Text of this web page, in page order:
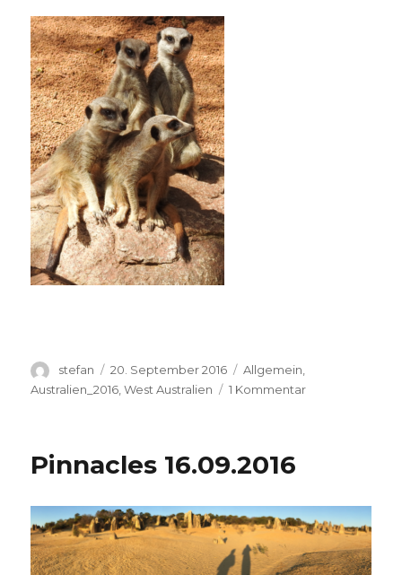
Autor
stefan
Veröffentlicht
am
20. September 2016 Kategorien
Allgemein,
Australien_2016 ,West Australien 1 Kommentarzu
Pinnacles 16.09.2016